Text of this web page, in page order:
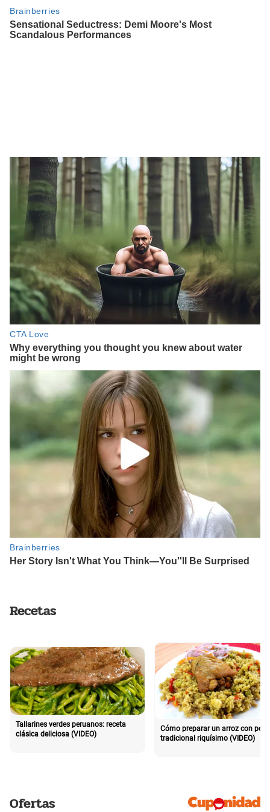
Recetas
Tallarines verdes peruanos: receta
clásica deliciosa (VIDEO)
Cómo preparar un arroz con pollo
tradicional riquísimo (VIDEO)
Ofertas